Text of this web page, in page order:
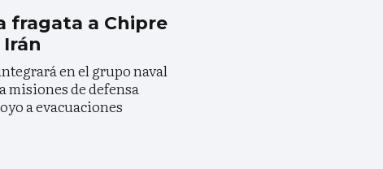
fragata a Chipre
en el grupo naval
misiones de defensa
a evacuaciones